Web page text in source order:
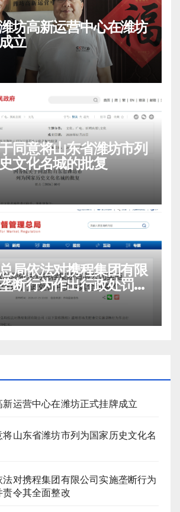
坊高新运营中心在潍坊
立
同意将山东省潍坊市列
文化名城的批复
局依法对携程集团有限
断行为作出行政处罚并
整改
运营中心在潍坊正式挂牌成立
将山东省潍坊市列为国家历史文化名
对携程集团有限公司实施垄断行为
令其全面整改